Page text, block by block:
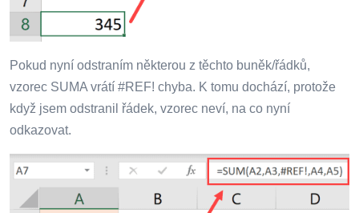
Pokud nyní odstraním některou z těchto buněk/řádků,
vzorec SUMA vrátí #REF! chyba. K tomu dochází, protože
když jsem odstranil řádek, vzorec neví, na co nyní
odkazovat.